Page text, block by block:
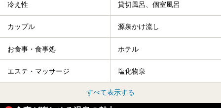
冷え性 貸切風呂、個室風呂
カップル 源泉かけ流し
お食事・食事処 ホテル
エステ・マッサージ 塩化物泉
すべて表示する